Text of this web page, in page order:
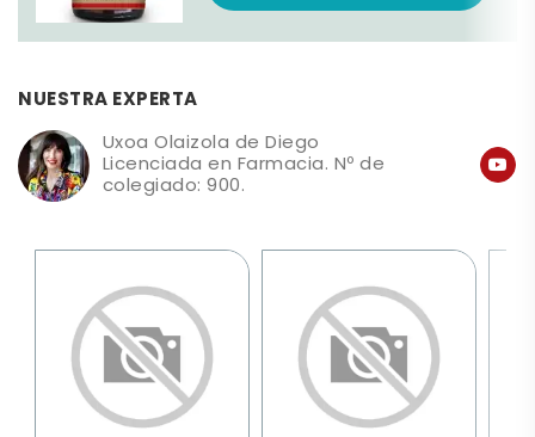
NUESTRA EXPERTA
Uxoa Olaizola de Diego
Licenciada en Farmacia. Nº de
colegiado: 900.